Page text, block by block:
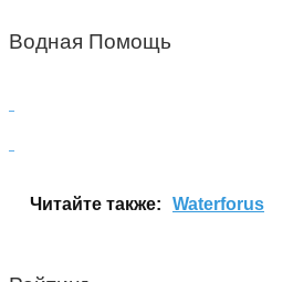
Водная Помощь
Читайте также: Waterforus